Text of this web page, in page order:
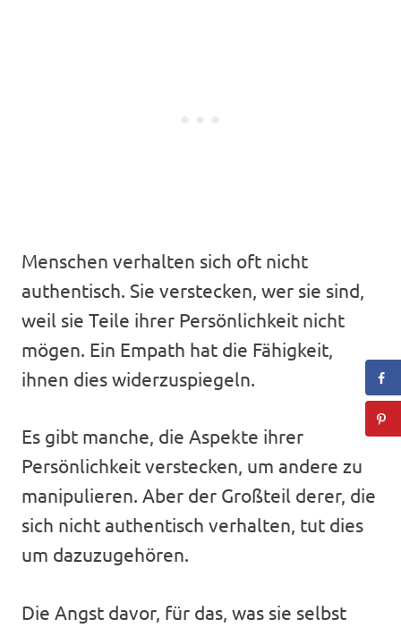
Menschen verhalten sich oft nicht
authentisch. Sie verstecken, wer sie sind,
weil sie Teile ihrer Persönlichkeit nicht
mögen. Ein Empath hat die Fähigkeit,
ihnen dies widerzuspiegeln.
Es gibt manche, die Aspekte ihrer
Persönlichkeit verstecken, um andere zu
manipulieren. Aber der Großteil derer, die
sich nicht authentisch verhalten, tut dies
um dazuzugehören.
Die Angst davor, für das, was sie selbst